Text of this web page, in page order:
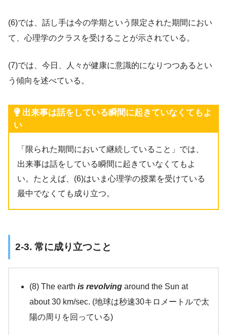
(6)では、話し手は今の学期という限定された期間におい
て、心理学のクラスを受けることが示されている。
(7)では、今日、人々が健康に意識的になりつつあるとい
う傾向を述べている。
出来事は話をしている瞬間に起きていなくてもよ
い
「限られた期間において継続していること」では、
出来事は話をしている瞬間に起きていなくてもよ
い。たとえば、(6)はいま心理学の授業を受けている
最中でなくても成り立つ。
2-3. 常に成り立つこと
(8) The earth is revolving around the Sun at
about 30 km/sec. (地球は秒速30キロメートルで太
陽の周りを回っている)